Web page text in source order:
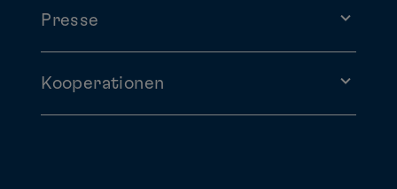
Presse
Kooperationen